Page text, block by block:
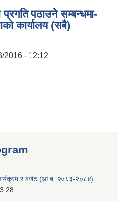
प्रगति पठाउने सम्बन्धमा-
कार्यालय (सबै)
2016 - 12:12
कार्यक्रम र बजेट (आ.ब. २०८३-२०८४)